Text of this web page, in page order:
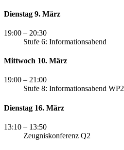
Dienstag 9. März
19:00 – 20:30
Stufe 6: Informationsabend
Mittwoch 10. März
19:00 – 21:00
Stufe 8: Informationsabend WP2
Dienstag 16. März
13:10 – 13:50
Zeugniskonferenz Q2